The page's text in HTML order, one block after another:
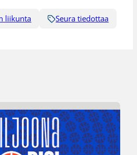
liikunta Seura tiedottaa